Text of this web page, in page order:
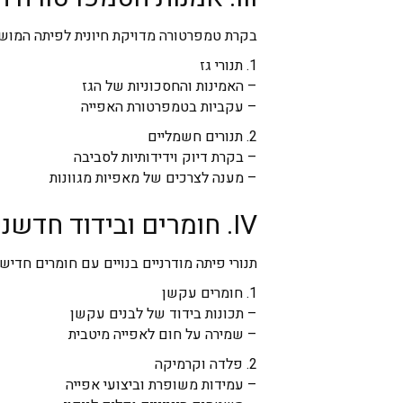
בקרת טמפרטורה מדויקת חיונית לפיתה
1. תנורי גז
– האמינות והחסכוניות של הגז
– עקביות בטמפרטורת האפייה
2. תנורים חשמליים
– בקרת דיוק וידידותיות לסביבה
– מענה לצרכים של מאפיות מגוונות
IV. חומרים ובידוד חדשניים
תנורי פיתה מודרניים בנויים עם חומרים
1. חומרים עקשן
– תכונות בידוד של לבנים עקשן
– שמירה על חום לאפייה מיטבית
2. פלדה וקרמיקה
– עמידות משופרת וביצועי אפייה